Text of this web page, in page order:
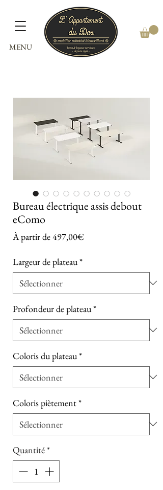
MENU
Bureau électrique assis debout
eComo
À partir de497,00€
Largeur de plateau*
Profondeur de plateau*
Coloris du plateau*
Coloris piètement*
Quantité*